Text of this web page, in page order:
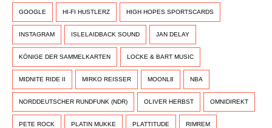
GOOGLE HI-FI HUSTLERZ HIGH HOPES SPORTSCARDS
INSTAGRAM ISLELAIDBACK SOUND JAN DELAY
KÖNIGE DER SAMMELKARTEN LOCKE & BART MUSIC
MIDNITE RIDE II MIRKO REISSER MOONL8 NBA
NORDDEUTSCHER RUNDFUNK (NDR) OLIVER HERBST OMNIDIREKT
PETE ROCK PLATIN MUKKE PLATTITUDE RIMREM